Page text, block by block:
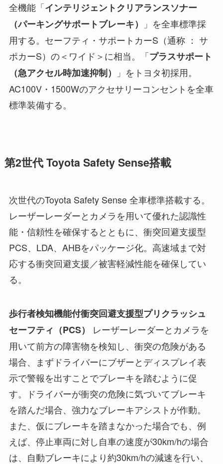
全機能「インテリジェントクリアランスソナー
（パーキングサポートブレーキ）
」を全車標準採
用する。セーフティ・サポートカーS（通称 ： サ
ポカーS）の＜ワイド＞に相当。「プラスサポート
（急アクセル時加速抑制）
」をトヨタ初採用。
AC100V・1500Wのアクセサリーコンセントを全車
標準装備する。
第2世代 Toyota Safety Sense搭載
次世代のToyota Safety Sense 全車標準搭載する。
レーザーレーダーとカメラを用いて優れた認識性
能・信頼性を確保するとともに、衝突回避支援型
PCS、LDA、AHBをパッケージ化。高速域まで対
応する衝突回避支援／被害軽減性能を確保してい
る。
歩行者検知機能付衝突回避支援型プリクラッシュ
セーフティ（PCS） レーザーレーダーとカメラを
用いて前方の障害物を検知し、衝突の危険がある
場合、まずドライバーにブザーとディスプレイ表
示で警報を出すことでブレーキを踏むように促
す。ドライバーが衝突の危険に気づいてブレーキ
を踏んだ場合、強力なブレーキアシストが作動。
また、仮にブレーキを踏まなかった場合でも、例
えば、停止車両に対し自車の速度が30km/hの場合
は、自動ブレーキにより約30km/hの減速を行い、